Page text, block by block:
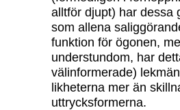
alltför djupt) har dessa
som allena
funktion för ögonen,
understundom, har
välinformerade)
likheterna mer än
uttrycksformerna.